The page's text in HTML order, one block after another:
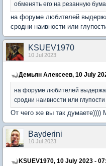
обменять его на резанную
на форуме любителей
сродни наивности или
KSUEV1970
10 Jul 2023
Демьян Алексеев, 10 July
на форуме любителей
сродни наивности или
От чего же вы так думаете))))
Bayderini
10 Jul 2023
KSUEV1970, 10 July 2023 -